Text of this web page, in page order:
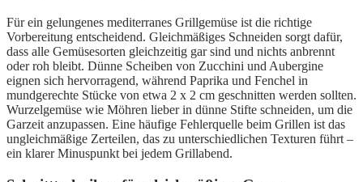
Für ein gelungenes mediterranes Grillgemüse ist die richtige
Vorbereitung entscheidend. Gleichmäßiges Schneiden sorgt dafür,
dass alle Gemüsesorten gleichzeitig gar sind und nichts anbrennt
oder roh bleibt. Dünne Scheiben von Zucchini und Aubergine
eignen sich hervorragend, während Paprika und Fenchel in
mundgerechte Stücke von etwa 2 x 2 cm geschnitten werden sollten.
Wurzelgemüse wie Möhren lieber in dünne Stifte schneiden, um die
Garzeit anzupassen. Eine häufige Fehlerquelle beim Grillen ist das
ungleichmäßige Zerteilen, das zu unterschiedlichen Texturen führt –
ein klarer Minuspunkt bei jedem Grillabend.